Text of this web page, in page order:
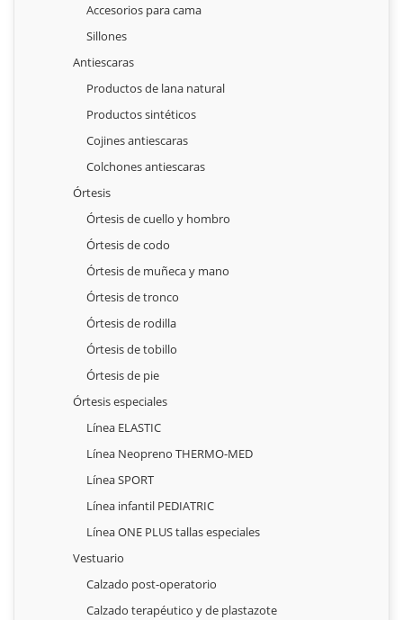
Accesorios para cama
Sillones
Antiescaras
Productos de lana natural
Productos sintéticos
Cojines antiescaras
Colchones antiescaras
Órtesis
Órtesis de cuello y hombro
Órtesis de codo
Órtesis de muñeca y mano
Órtesis de tronco
Órtesis de rodilla
Órtesis de tobillo
Órtesis de pie
Órtesis especiales
Línea ELASTIC
Línea Neopreno THERMO-MED
Línea SPORT
Línea infantil PEDIATRIC
Línea ONE PLUS tallas especiales
Vestuario
Calzado post-operatorio
Calzado terapéutico y de plastazote